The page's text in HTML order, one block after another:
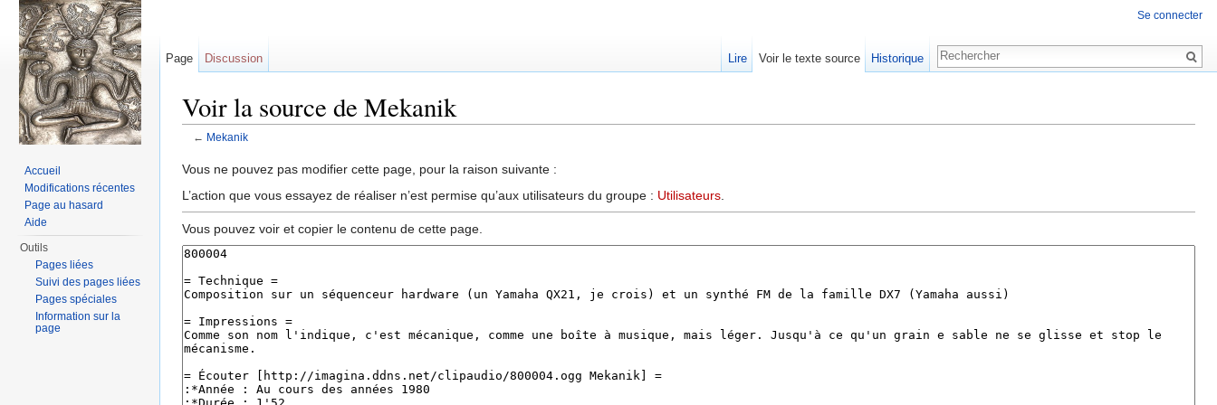
Voir la source de Mekanik
← Mekanik
Vous ne pouvez pas modifier cette page, pour la raison suivante :
L’action que vous essayez de réaliser n’est permise qu’aux utilisateurs du groupe : Utilisateurs
Vous pouvez voir et copier le contenu de cette page.
Se connecter
Page Discussion Lire Voir le texte source Historique
Accueil
Modifications récentes
Page au hasard
Aide
Outils
Pages liées
Suivi des pages liées
Pages spéciales
Information sur la
page